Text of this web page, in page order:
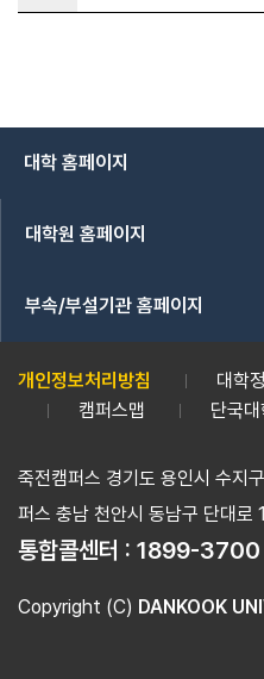
대학 홈페이지
대학원 홈페이지
부속/부설기관 홈페이지
개인정보처리방침 대학
캠퍼스맵
단국
죽전캠퍼스 경기도 용인시 수
퍼스 충남 천안시 동남구 단대로
통합콜센터 : 1899-3700
Copyright (C) DANKOOK